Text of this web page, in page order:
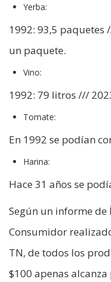
Yerba:
1992: 93,5 paquetes
un paquete.
Vino:
1992: 79 litros ///
Tomate:
En 1992 se podían
Harina:
Hace 31 años se
Según un informe de
Consumidor
TN, de todos los
$100 apenas